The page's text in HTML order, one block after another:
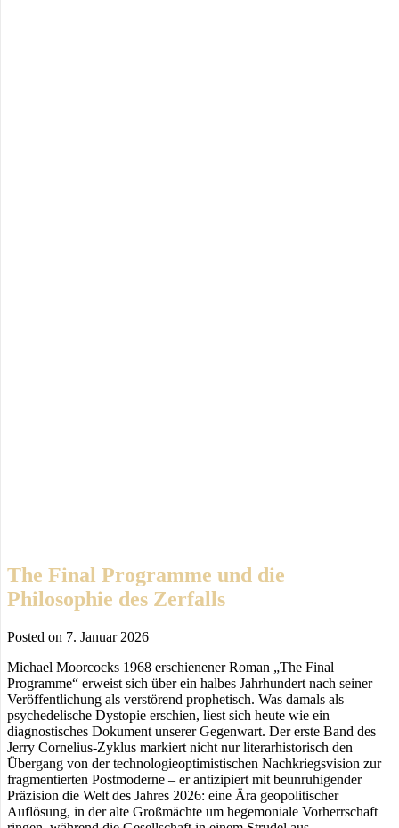
The Final Programme und die
Philosophie des Zerfalls
Posted on 7. Januar 2026
Michael Moorcocks 1968 erschienener Roman „The Final
Programme“ erweist sich über ein halbes Jahrhundert nach seiner
Veröffentlichung als verstörend prophetisch. Was damals als
psychedelische Dystopie erschien, liest sich heute wie ein
diagnostisches Dokument unserer Gegenwart. Der erste Band des
Jerry Cornelius-Zyklus markiert nicht nur literarhistorisch den
Übergang von der technologieoptimistischen Nachkriegsvision zur
fragmentierten Postmoderne – er antizipiert mit beunruhigender
Präzision die Welt des Jahres 2026: eine Ära geopolitischer
Auflösung, in der alte Großmächte um hegemoniale Vorherrschaft